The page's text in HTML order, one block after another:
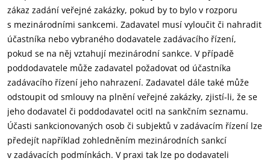
zákaz zadání veřejné zakázky, pokud by to bylo v rozporu
s mezinárodními sankcemi. Zadavatel musí vyloučit či nahradit
účastníka nebo vybraného dodavatele zadávacího řízení,
pokud se na něj vztahují mezinárodní sankce. V případě
poddodavatele může zadavatel požadovat od účastníka
zadávacího řízení jeho nahrazení. Zadavatel dále také může
odstoupit od smlouvy na plnění veřejné zakázky, zjistí-li, že se
jeho dodavatel či poddodavatel ocitl na sankčním seznamu.
Účasti sankcionovaných osob či subjektů v zadávacím řízení lze
předejít například zohledněním mezinárodních sankcí
v zadávacích podmínkách. V praxi tak lze po dodavateli